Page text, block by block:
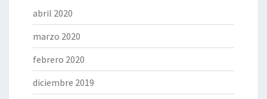
abril 2020
marzo 2020
febrero 2020
diciembre 2019